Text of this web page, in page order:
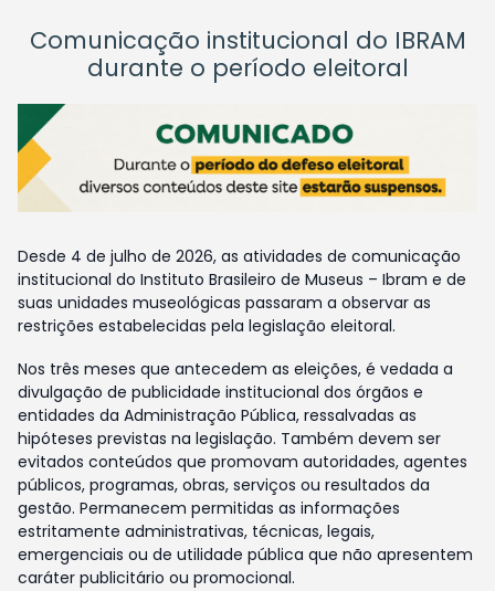
Comunicação institucional do IBRAM
durante o período eleitoral
Desde 4 de julho de 2026, as atividades de comunicação
institucional do Instituto Brasileiro de Museus – Ibram e de
suas unidades museológicas passaram a observar as
restrições estabelecidas pela legislação eleitoral.
Nos três meses que antecedem as eleições, é vedada a
divulgação de publicidade institucional dos órgãos e
entidades da Administração Pública, ressalvadas as
hipóteses previstas na legislação. Também devem ser
evitados conteúdos que promovam autoridades, agentes
públicos, programas, obras, serviços ou resultados da
gestão. Permanecem permitidas as informações
estritamente administrativas, técnicas, legais,
emergenciais ou de utilidade pública que não apresentem
caráter publicitário ou promocional.